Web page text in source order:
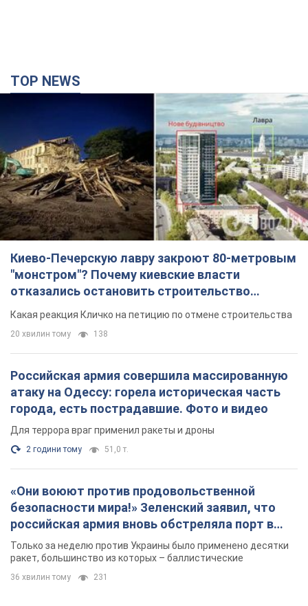
TOP NEWS
Киево-Печерскую лавру закроют 80-метровым
"монстром"? Почему киевские власти
отказались остановить строительство
небоскреба "московского верующего"
Какая реакция Кличко на петицию по отмене строительства
20 хвилин тому 138
Российская армия совершила массированную
атаку на Одессу: горела историческая часть
города, есть пострадавшие. Фото и видео
Для террора враг применил ракеты и дроны
2 години тому 51,0 т.
«Они воюют против продовольственной
безопасности мира!» Зеленский заявил, что
российская армия вновь обстреляла порт в
Одессе
Только за неделю против Украины было применено десятки
ракет, большинство из которых – баллистические
36 хвилин тому 231